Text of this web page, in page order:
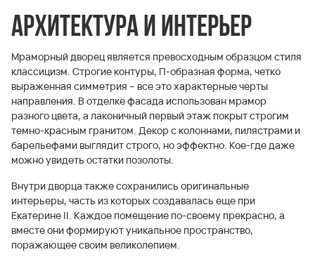
Архитектура и интерьер
Мраморный дворец является превосходным образцом стиля
классицизм. Строгие контуры, П-образная форма, четко
выраженная симметрия – все это характерные черты
направления. В отделке фасада использован мрамор
разного цвета, а лаконичный первый этаж покрыт строгим
темно-красным гранитом. Декор с колоннами, пилястрами и
барельефами выглядит строго, но эффектно. Кое-где даже
можно увидеть остатки позолоты.
Внутри дворца также сохранились оригинальные
интерьеры, часть из которых создавалась еще при
Екатерине II. Каждое помещение по-своему прекрасно, а
вместе они формируют уникальное пространство,
поражающее своим великолепием.